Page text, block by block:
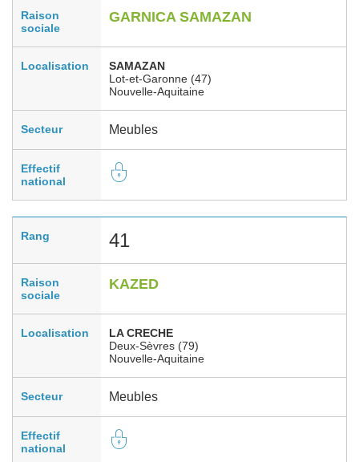
Raison
sociale
GARNICA SAMAZAN
Localisation
SAMAZAN
Lot-et-Garonne (47)
Nouvelle-Aquitaine
Secteur Meubles
Effectif
national
Rang 41
Raison
sociale
KAZED
Localisation
LA CRECHE
Deux-Sèvres (79)
Nouvelle-Aquitaine
Secteur Meubles
Effectif
national